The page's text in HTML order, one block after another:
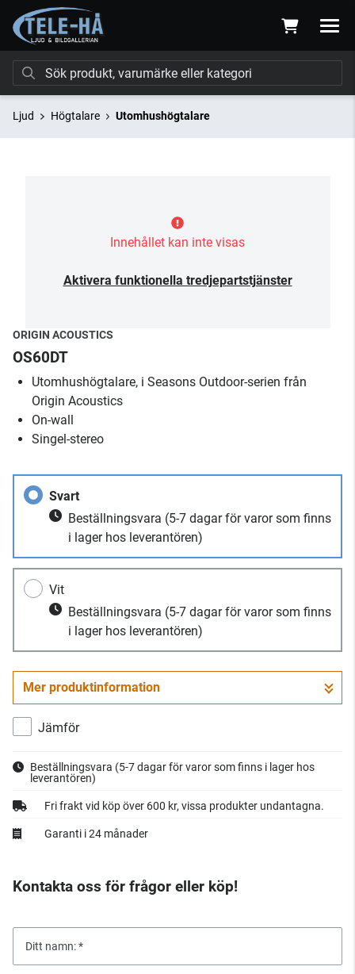
Ljud Högtalare Utomhushögtalare
Innehållet kan inte visas
Aktivera funktionella tredjepartstjänster
ORIGIN ACOUSTICS
OS60DT
Utomhushögtalare, i Seasons Outdoor-serien från
Origin Acoustics
On-wall
Singel-stereo
Svart
Beställningsvara (5-7 dagar för varor som finns
i lager hos leverantören)
Vit
Beställningsvara (5-7 dagar för varor som finns
i lager hos leverantören)
Mer produktinformation
Jämför
Beställningsvara (5-7 dagar för varor som finns i lager hos
leverantören)
Fri frakt vid köp över 600 kr, vissa produkter undantagna.
Garanti i 24 månader
Kontakta oss för frågor eller köp!
Ditt namn: